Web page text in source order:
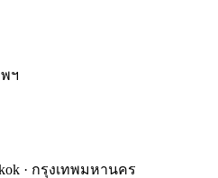
ฯ
· กรุงเทพมหานคร